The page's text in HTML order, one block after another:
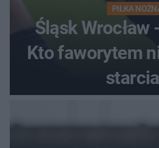
PIŁKA
Śląsk Wrocław
Kto faworytem